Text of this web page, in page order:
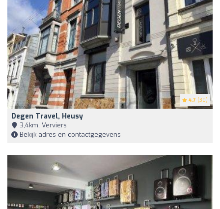
4.7 (30)
Degen Travel, Heusy
3,4km, Verviers
Bekijk adres en contactgegevens